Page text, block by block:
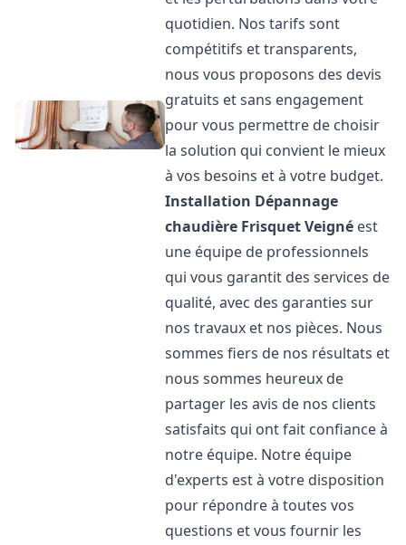
quotidien. Nos tarifs sont
compétitifs et transparents,
nous vous proposons des devis
gratuits et sans engagement
pour vous permettre de choisir
la solution qui convient le mieux
à vos besoins et à votre budget.
Installation Dépannage
chaudière FrisquetVeigné est
une équipe de professionnels
qui vous garantit des services de
qualité, avec des garanties sur
nos travaux et nos pièces. Nous
sommes fiers de nos résultats et
nous sommes heureux de
partager les avis de nos clients
satisfaits qui ont fait confiance à
notre équipe. Notre équipe
d'experts est à votre disposition
pour répondre à toutes vos
questions et vous fournir les